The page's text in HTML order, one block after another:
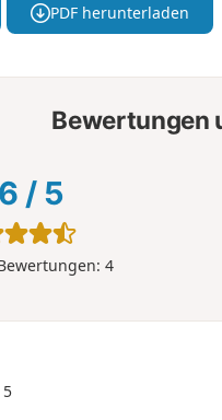
PDF herunterladen
Bewertungen
/ 5
4
5